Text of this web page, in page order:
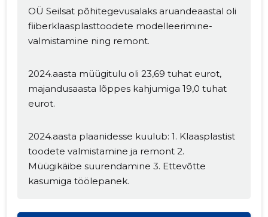
OÜ Seilsat põhitegevusalaks aruandeaastal oli
fiiberklaasplasttoodete modelleerimine-
valmistamine ning remont.
2024.aasta müügitulu oli 23,69 tuhat eurot,
majandusaasta lõppes kahjumiga 19,0 tuhat
eurot.
2024.aasta plaanidesse kuulub: 1. Klaasplastist
toodete valmistamine ja remont 2.
Müügikäibe suurendamine 3. Ettevõtte
kasumiga töölepanek.